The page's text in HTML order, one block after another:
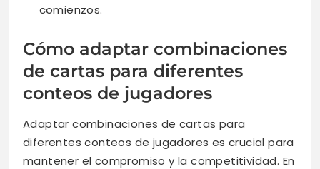
comienzos.
Cómo adaptar combinaciones
de cartas para diferentes
conteos de jugadores
Adaptar combinaciones de cartas para
diferentes conteos de jugadores es crucial para
mantener el compromiso y la competitividad. En